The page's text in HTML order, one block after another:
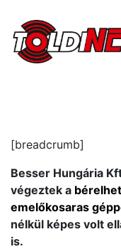
[breadcrumb]
Besser Hungária
végeztek a
emelőkosaras
nélkül képes volt
is.